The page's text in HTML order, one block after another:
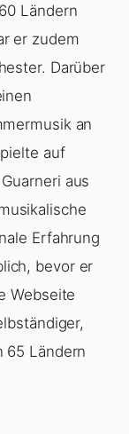
Ländern
er zudem
Darüber
an
auf
aus
Erfahrung
bevor er
Webseite
65 Ländern